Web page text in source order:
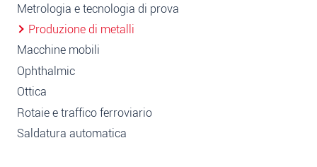
Metrologia e tecnologia di prova
Produzione di metalli
Macchine mobili
Ophthalmic
Ottica
Rotaie e traffico ferroviario
Saldatura automatica